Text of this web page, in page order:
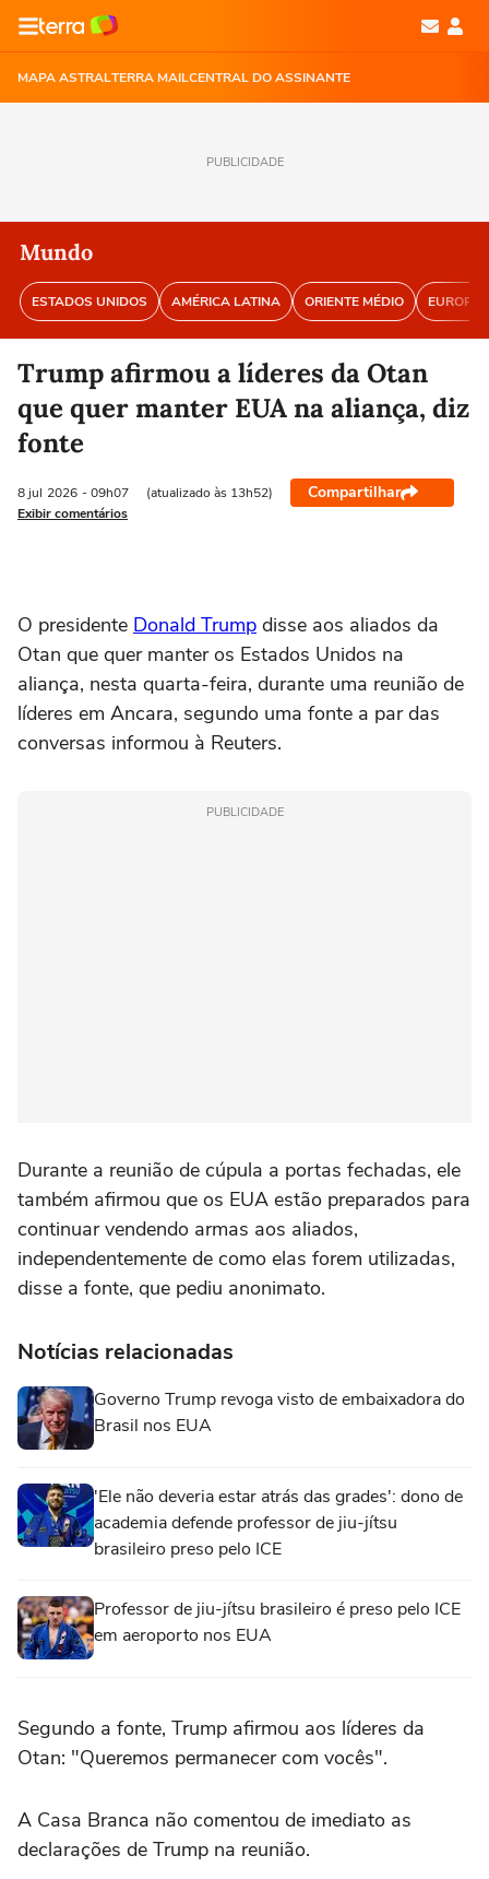
MAPA ASTRALTERRA MAILCENTRAL DO ASSINANTE
PUBLICIDADE
Mundo
ESTADOS UNIDOS AMÉRICA LATINA ORIENTE MÉDIO EUROPA
Trump afirmou a líderes da Otan
que quer manter EUA na aliança, diz
fonte
8 jul 2026 - 09h07 (atualizado às 13h52) Compartilhar
Exibir comentários
O ‌presidente Donald Trump disse aos aliados da
Otan que quer manter os Estados Unidos na
aliança, nesta quarta-feira, durante uma ⁠reunião de
líderes em Ancara, ‌segundo uma fonte a par das
conversas informou à ‌Reuters.
PUBLICIDADE
Durante a reunião ‌de cúpula a portas ⁠fechadas, ele
também afirmou que os EUA estão preparados para
continuar vendendo armas aos aliados,
independentemente de como elas forem ‌utilizadas,
disse a fonte, que ‌pediu anonimato.
Notícias relacionadas
Governo Trump revoga visto de embaixadora do
Brasil nos EUA
'Ele não deveria estar atrás das grades': dono de
academia defende professor de jiu-jítsu
brasileiro preso pelo ICE
Professor de jiu-jítsu brasileiro é preso pelo ICE
em aeroporto nos EUA
Segundo ⁠a ⁠fonte, Trump afirmou aos líderes da
Otan: "Queremos ⁠permanecer ‌com vocês".
A Casa ‌Branca não comentou de imediato as
declarações de Trump na reunião.